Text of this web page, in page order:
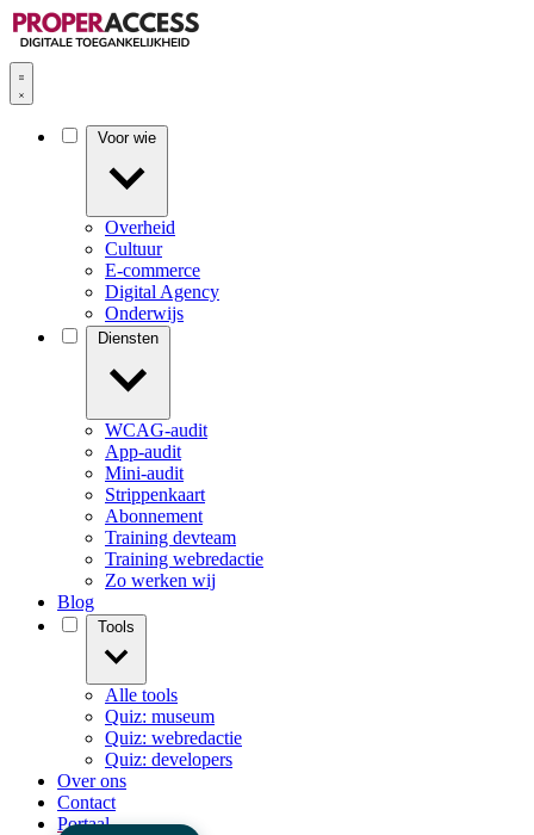
Overheid
Cultuur
E-commerce
Digital Agency
Onderwijs
WCAG-audit
App-audit
Mini-audit
Strippenkaart
Abonnement
Training devteam
Training webredactie
Zo werken wij
Blog
Alle tools
Quiz: museum
Quiz: webredactie
Quiz: developers
Over ons
Contact
Portaal